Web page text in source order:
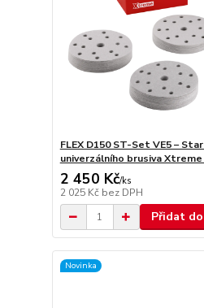
FLEX D150 ST-Set VE5 –
univerzálního brusiva Xtreme
2 450 Kč/ks
2 025 Kč bez DPH
Přidat
Novinka